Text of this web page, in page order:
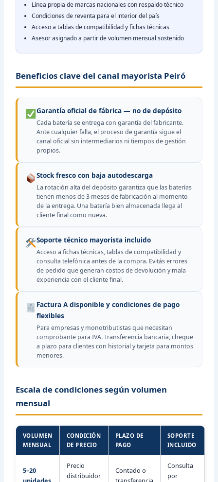
Línea propia de marcas nacionales con respaldo técnico
Condiciones de reventa para el interior del país
Acceso a tablas de compatibilidad y fichas técnicas
Asesor asignado a partir de volumen mensual sostenido
Beneficios clave del canal mayorista Peiró
Garantía oficial de fábrica — no de depósito
Cada batería se entrega con garantía del fabricante.
Ante cualquier falla, el proceso de garantía sigue el
canal oficial sin intermediarios ni tiempos de gestión
propios.
Stock fresco con baja autodescarga
La rotación alta del depósito garantiza que las baterías
tienen menos de 3 meses de fabricación al momento
de la entrega. Una batería bien almacenada llega al
cliente final como nueva.
Soporte técnico mayorista incluido
Acceso a fichas técnicas, tablas de compatibilidad y
consulta telefónica antes de la compra. Evitás errores
de pedido que generan costos de devolución y mala
experiencia con el cliente final.
Factura A disponible y condiciones de pago
flexibles
Para empresas y monotributistas que necesitan
comprobante para IVA. Transferencia bancaria, cheque
a plazo para clientes con historial y tarjeta para montos
menores.
Escala de condiciones según volumen
mensual
VOLUMEN
MENSUAL
CONDICIÓN
DE PRECIO
PLAZO DE
PAGO
SOPORTE
INCLUIDO
5–20
Precio
distribuidor
Contado o
Consulta
por